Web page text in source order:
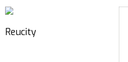
Reucity